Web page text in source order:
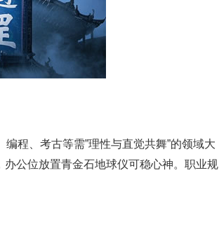
程、考古等需”理性与直觉共舞”的领域大
办公位放置青金石地球仪可稳心神。职业规